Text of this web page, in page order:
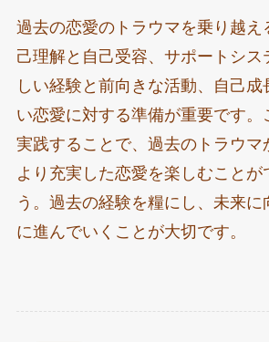
過去の恋愛のトラウマを乗り越え
己理解と自己受容、サポートシス
しい経験と前向きな活動、自己成
い恋愛に対する準備が重要です。
実践することで、過去のトラウマ
より充実した恋愛を楽しむことが
う。過去の経験を糧にし、未来に
に進んでいくことが大切です。